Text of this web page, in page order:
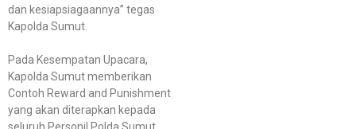
dan kesiapsiagaannya” tegas
Kapolda Sumut.
Pada Kesempatan Upacara,
Kapolda Sumut memberikan
Contoh Reward and Punishment
yang akan diterapkan kepada
seluruh Personil Polda Sumut.